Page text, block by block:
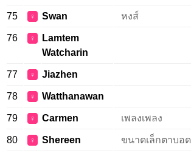
75 ♀ Swan หงส์
76 ♀
Lamtem
Watcharin
77 ♀ Jiazhen
78 ♀ Watthanawan
79 ♀ Carmen เพลงเพลง
80 ♀ Shereen ขนาดเล็กตาบอด